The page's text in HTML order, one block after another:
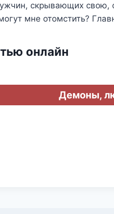
скрывающих
мне отомстить?
онлайн
Демоны,